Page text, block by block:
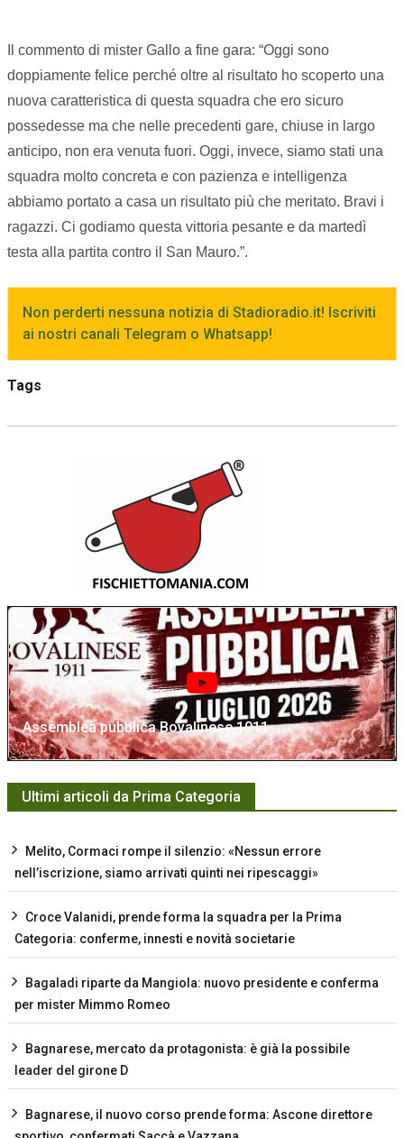
Il commento di mister Gallo a fine gara: “Oggi sono
doppiamente felice perché oltre al risultato ho scoperto una
nuova caratteristica di questa squadra che ero sicuro
possedesse ma che nelle precedenti gare, chiuse in largo
anticipo, non era venuta fuori. Oggi, invece, siamo stati una
squadra molto concreta e con pazienza e intelligenza
abbiamo portato a casa un risultato più che meritato. Bravi i
ragazzi. Ci godiamo questa vittoria pesante e da martedì
testa alla partita contro il San Mauro.”.
Non perderti nessuna notizia di Stadioradio.it! Iscriviti
ai nostri canali Telegram o Whatsapp!
Tags
Assemblea pubblica Bovalinese 1911
Ultimi articoli da Prima Categoria
Melito, Cormaci rompe il silenzio: «Nessun errore
nell’iscrizione, siamo arrivati quinti nei ripescaggi»
Croce Valanidi, prende forma la squadra per la Prima
Categoria: conferme, innesti e novità societarie
Bagaladi riparte da Mangiola: nuovo presidente e conferma
per mister Mimmo Romeo
Bagnarese, mercato da protagonista: è già la possibile
leader del girone D
Bagnarese, il nuovo corso prende forma: Ascone direttore